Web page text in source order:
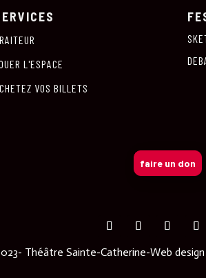
L'ESPACE
VOS BILLETS
faire un don
Théâtre Sainte-Catherine-Web